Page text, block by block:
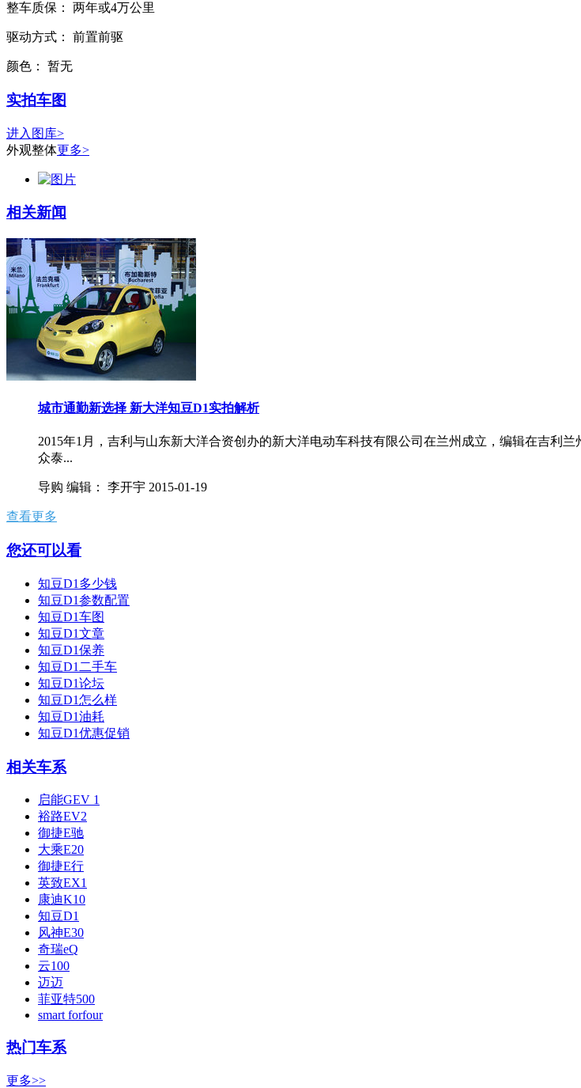
整车质保： 两年或4万公里
驱动方式： 前置前驱
颜色： 暂无
实拍车图
进入图库>
外观整体更多>
相关新闻
城市通勤新选择 新大洋知豆D1实拍解析
2015年1月，吉利与山东新大洋合资创办的新大洋电动车科技有限公司在兰州成立，编辑在吉
众泰...
导购 编辑： 李开宇 2015-01-19
查看更多
您还可以看
知豆D1多少钱
知豆D1参数配置
知豆D1车图
知豆D1文章
知豆D1保养
知豆D1二手车
知豆D1论坛
知豆D1怎么样
知豆D1油耗
知豆D1优惠促销
相关车系
启能GEV 1
裕路EV2
御捷E驰
大乘E20
御捷E行
英致EX1
康迪K10
知豆D1
风神E30
奇瑞eQ
云100
迈迈
菲亚特500
smart forfour
热门车系
更多>>